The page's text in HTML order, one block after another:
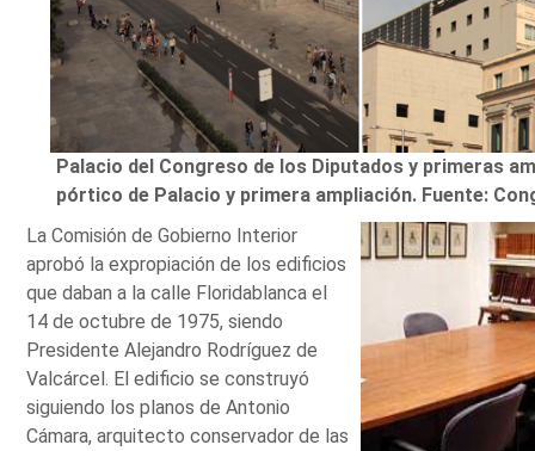
Palacio del Congreso de los Diputados y primeras
pórtico de Palacio y primera ampliación. Fuente:
La Comisión de Gobierno Interior
aprobó la expropiación de los edificios
que daban a la calle Floridablanca el
14 de octubre de 1975, siendo
Presidente Alejandro Rodríguez de
Valcárcel. El edificio se construyó
siguiendo los planos de Antonio
Cámara, arquitecto conservador de las